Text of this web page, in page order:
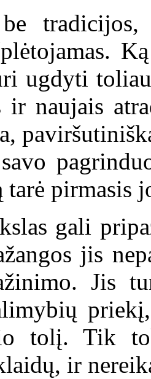
ugdyti
ir naujais
pirmasis
gali
jis
Jis
tolį. Tik
ir